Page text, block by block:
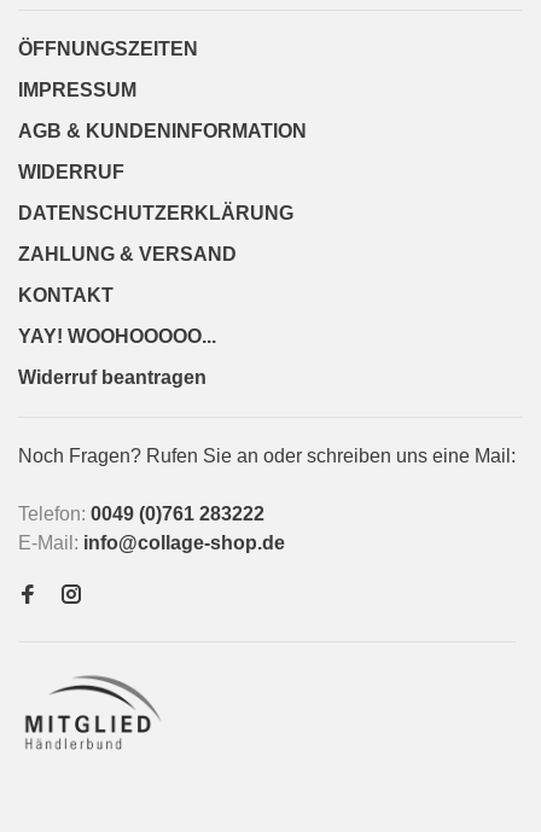
ÖFFNUNGSZEITEN
IMPRESSUM
AGB & KUNDENINFORMATION
WIDERRUF
DATENSCHUTZERKLÄRUNG
ZAHLUNG & VERSAND
KONTAKT
YAY! WOOHOOOOO...
Widerruf beantragen
Noch Fragen? Rufen Sie an oder schreiben uns eine Mail:
Telefon: 0049 (0)761 283222
E-Mail: info@collage-shop.de